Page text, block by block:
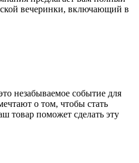
вечеринки, включающий в
незабываемое событие для
о том, чтобы стать
товар поможет сделать эту